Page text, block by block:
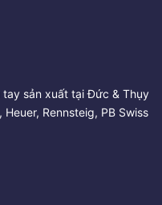
tay sản xuất tại Đức & Thụy
Rennsteig, PB Swiss